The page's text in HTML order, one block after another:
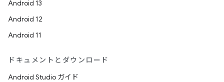
Android 13
Android 12
Android 11
ドキュメントとダウンロード
Android Studio ガイド